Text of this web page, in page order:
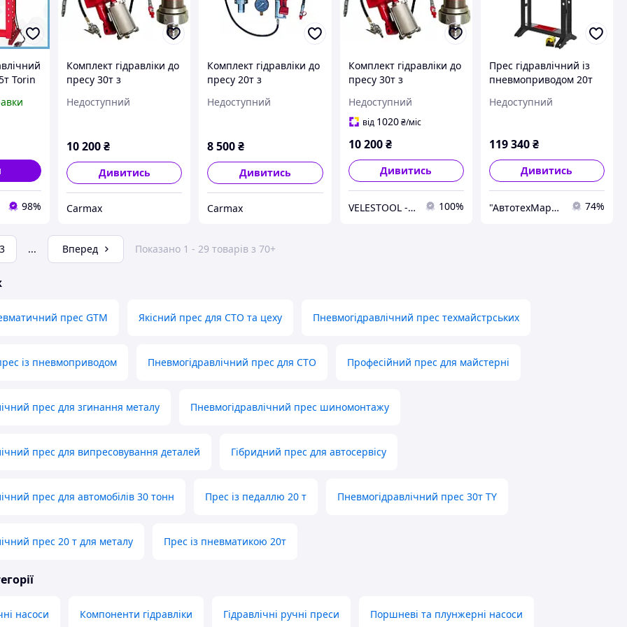
Torin
98%
Комплект гідравліки до
пресу 30т з
CARMAX
Недоступний
10 200₴
Дивитись
Carmax
Комплект гідравліки до
пресу 20т з
CARMAX
Недоступний
8 500₴
Дивитись
Carmax
Комплект гідравліки до
пресу 30т з
CARMAX
Недоступний
від 1020 ₴/міс
10 200 ₴
Дивитись
VELESTOOL - інтернет-магазин інструментів та обладнання 100%
Прес гідравлічний із
пневмоприводом 20т
Недоступний
119 340₴
Дивитись
"АвтотехМаркет" - Обладнання та інструменти для СТО 74%
3 ... Вперед Показано 1 - 29 товарів з 70+
прес GTM Якісний прес для СТО та цеху Пневмогідравлічний прес техмайстрських
із пневмоприводом Пневмогідравлічний прес для СТО Професійний прес для майстерні
прес для згинання металу Пневмогідравлічний прес шиномонтажу
прес для випресовування деталей Гібридний прес для автосервісу
прес для автомобілів 30 тонн Прес із педаллю 20 т Пневмогідравлічний прес 30т TY
прес 20 т для металу Прес із пневматикою 20т
насоси Компоненти гідравліки Гідравлічні ручні преси Поршневі та плунжерні насоси